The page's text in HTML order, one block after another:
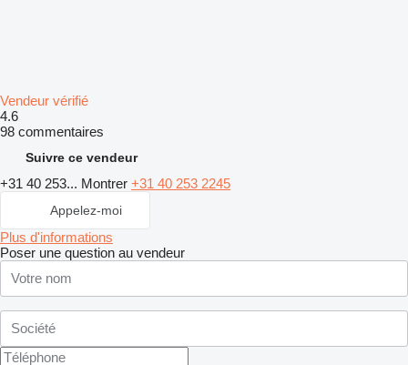
Vendeur vérifié
4.6
98 commentaires
Suivre ce vendeur
+31 40 253... Montrer +31 40 253 2245
Appelez-moi
Plus d'informations
Poser une question au vendeur